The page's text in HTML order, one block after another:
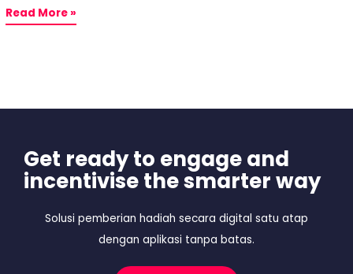
Read More »
Get ready to engage and
incentivise the smarter way
Solusi pemberian hadiah secara digital satu atap
dengan aplikasi tanpa batas.